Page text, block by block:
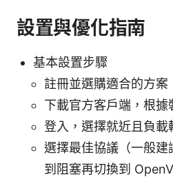
設置與優化指南
基本設置步驟
註冊並選購適合的方案
下載官方客戶端，根據
登入，選擇就近且負載
選擇最佳協議（一般
到阻塞再切換到